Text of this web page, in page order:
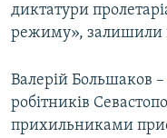
диктатури
режиму», залишили
Валерій Большаков
робітників
прихильниками